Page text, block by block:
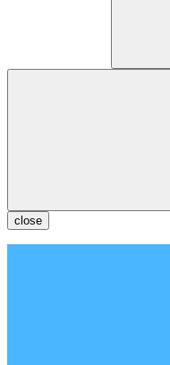
close